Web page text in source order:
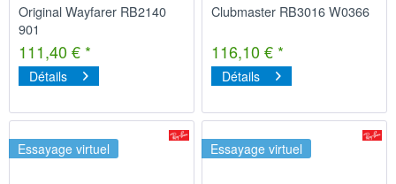
Original Wayfarer RB2140
901
111,40 € *
Détails
Clubmaster RB3016 W0366
116,10 € *
Détails
Essayage virtuel Essayage virtuel